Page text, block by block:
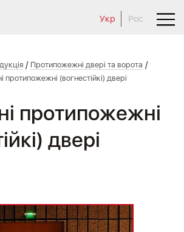
Укр Рос
/ Протипожежні двері та ворота /
протипожежні (вогнестійкі) двері
протипожежні
двері